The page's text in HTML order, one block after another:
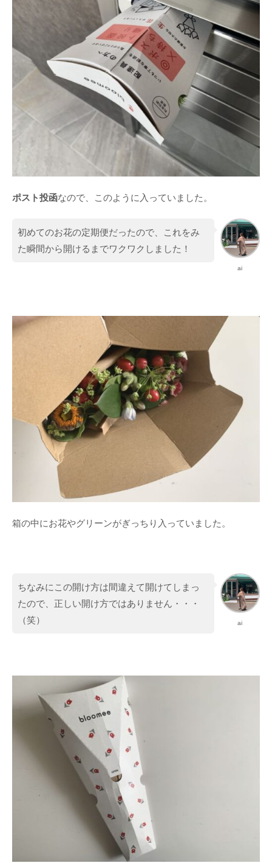
ポスト投函なので、このように入っていました。
ai
初めてのお花の定期便だったので、これをみ
た瞬間から開けるまでワクワクしました！
箱の中にお花やグリーンがぎっちり入っていました。
ai
ちなみにこの開け方は間違えて開けてしまっ
たので、正しい開け方ではありません・・・
（笑）